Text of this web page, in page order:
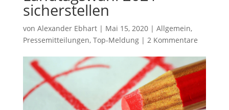
sicherstellen
von Alexander Ebhart| Mai 15, 2020| Allgemein,
Pressemitteilungen, Top-Meldung| 2 Kommentare